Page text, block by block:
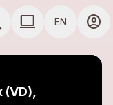
COMPUTER USE
computer EN account_circle
close